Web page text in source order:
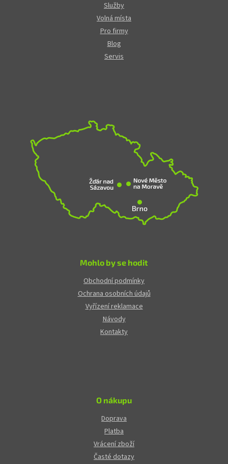
Služby
Volná místa
Pro firmy
Blog
Servis
Mohlo by se hodit
Obchodní podmínky
Ochrana osobních údajů
Vyřízení reklamace
Návody
Kontakty
O nákupu
Doprava
Platba
Vrácení zboží
Časté dotazy